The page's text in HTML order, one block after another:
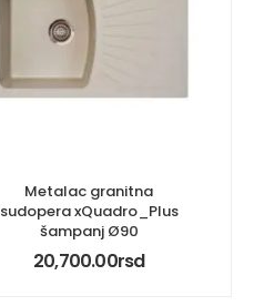
Metalac granitna
sudopera xQuadro_Plus
šampanj Ø90
20,700.00rsd